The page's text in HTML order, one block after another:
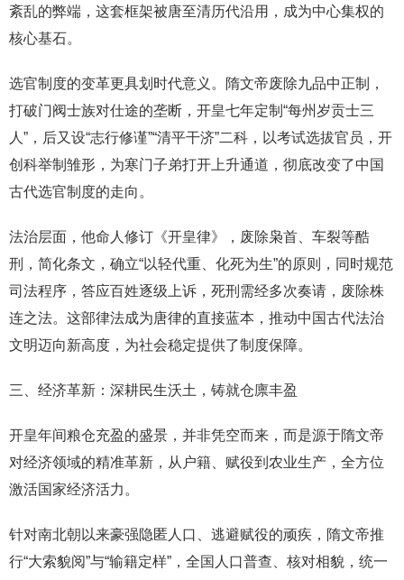
紊乱的弊端，这套框架被唐至清历代沿用，成为中心集权的
核心基石。
选官制度的变革更具划时代意义。隋文帝废除九品中正制，
打破门阀士族对仕途的垄断，开皇七年定制“每州岁贡士三
人”，后又设“志行修谨”“清平干济”二科，以考试选拔官员，开
创科举制雏形，为寒门子弟打开上升通道，彻底改变了中国
古代选官制度的走向。
法治层面，他命人修订《开皇律》，废除枭首、车裂等酷
刑，简化条文，确立“以轻代重、化死为生”的原则，同时规范
司法程序，答应百姓逐级上诉，死刑需经多次奏请，废除株
连之法。这部律法成为唐律的直接蓝本，推动中国古代法治
文明迈向新高度，为社会稳定提供了制度保障。
三、经济革新：深耕民生沃土，铸就仓廪丰盈
开皇年间粮仓充盈的盛景，并非凭空而来，而是源于隋文帝
对经济领域的精准革新，从户籍、赋役到农业生产，全方位
激活国家经济活力。
针对南北朝以来豪强隐匿人口、逃避赋役的顽疾，隋文帝推
行“大索貌阅”与“输籍定样”，全国人口普查、核对相貌，统一